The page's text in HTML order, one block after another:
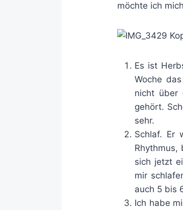
möchte ich
Es ist
Woche
nicht über
gehört.
sehr.
Schlaf. Er
Rhythmus,
sich jetzt
mir
auch 5 bis
Ich habe